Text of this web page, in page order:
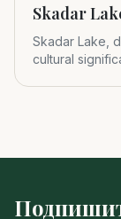
Skadar
Skadar Lake,
cultural